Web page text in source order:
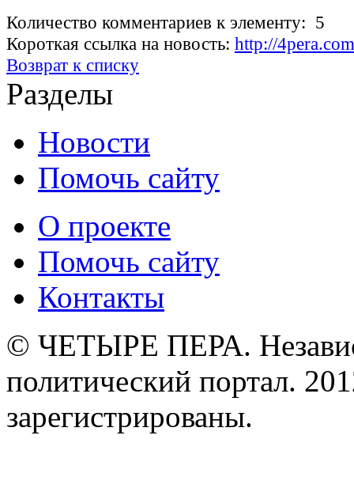
Количество комментариев к элементу: 5
Короткая ссылка на новость: http://
Возврат к списку
Разделы
Новости
Помочь сайту
О проекте
Помочь сайту
Контакты
© ЧЕТЫРЕ ПЕРА.
политический портал.
зарегистрированы.